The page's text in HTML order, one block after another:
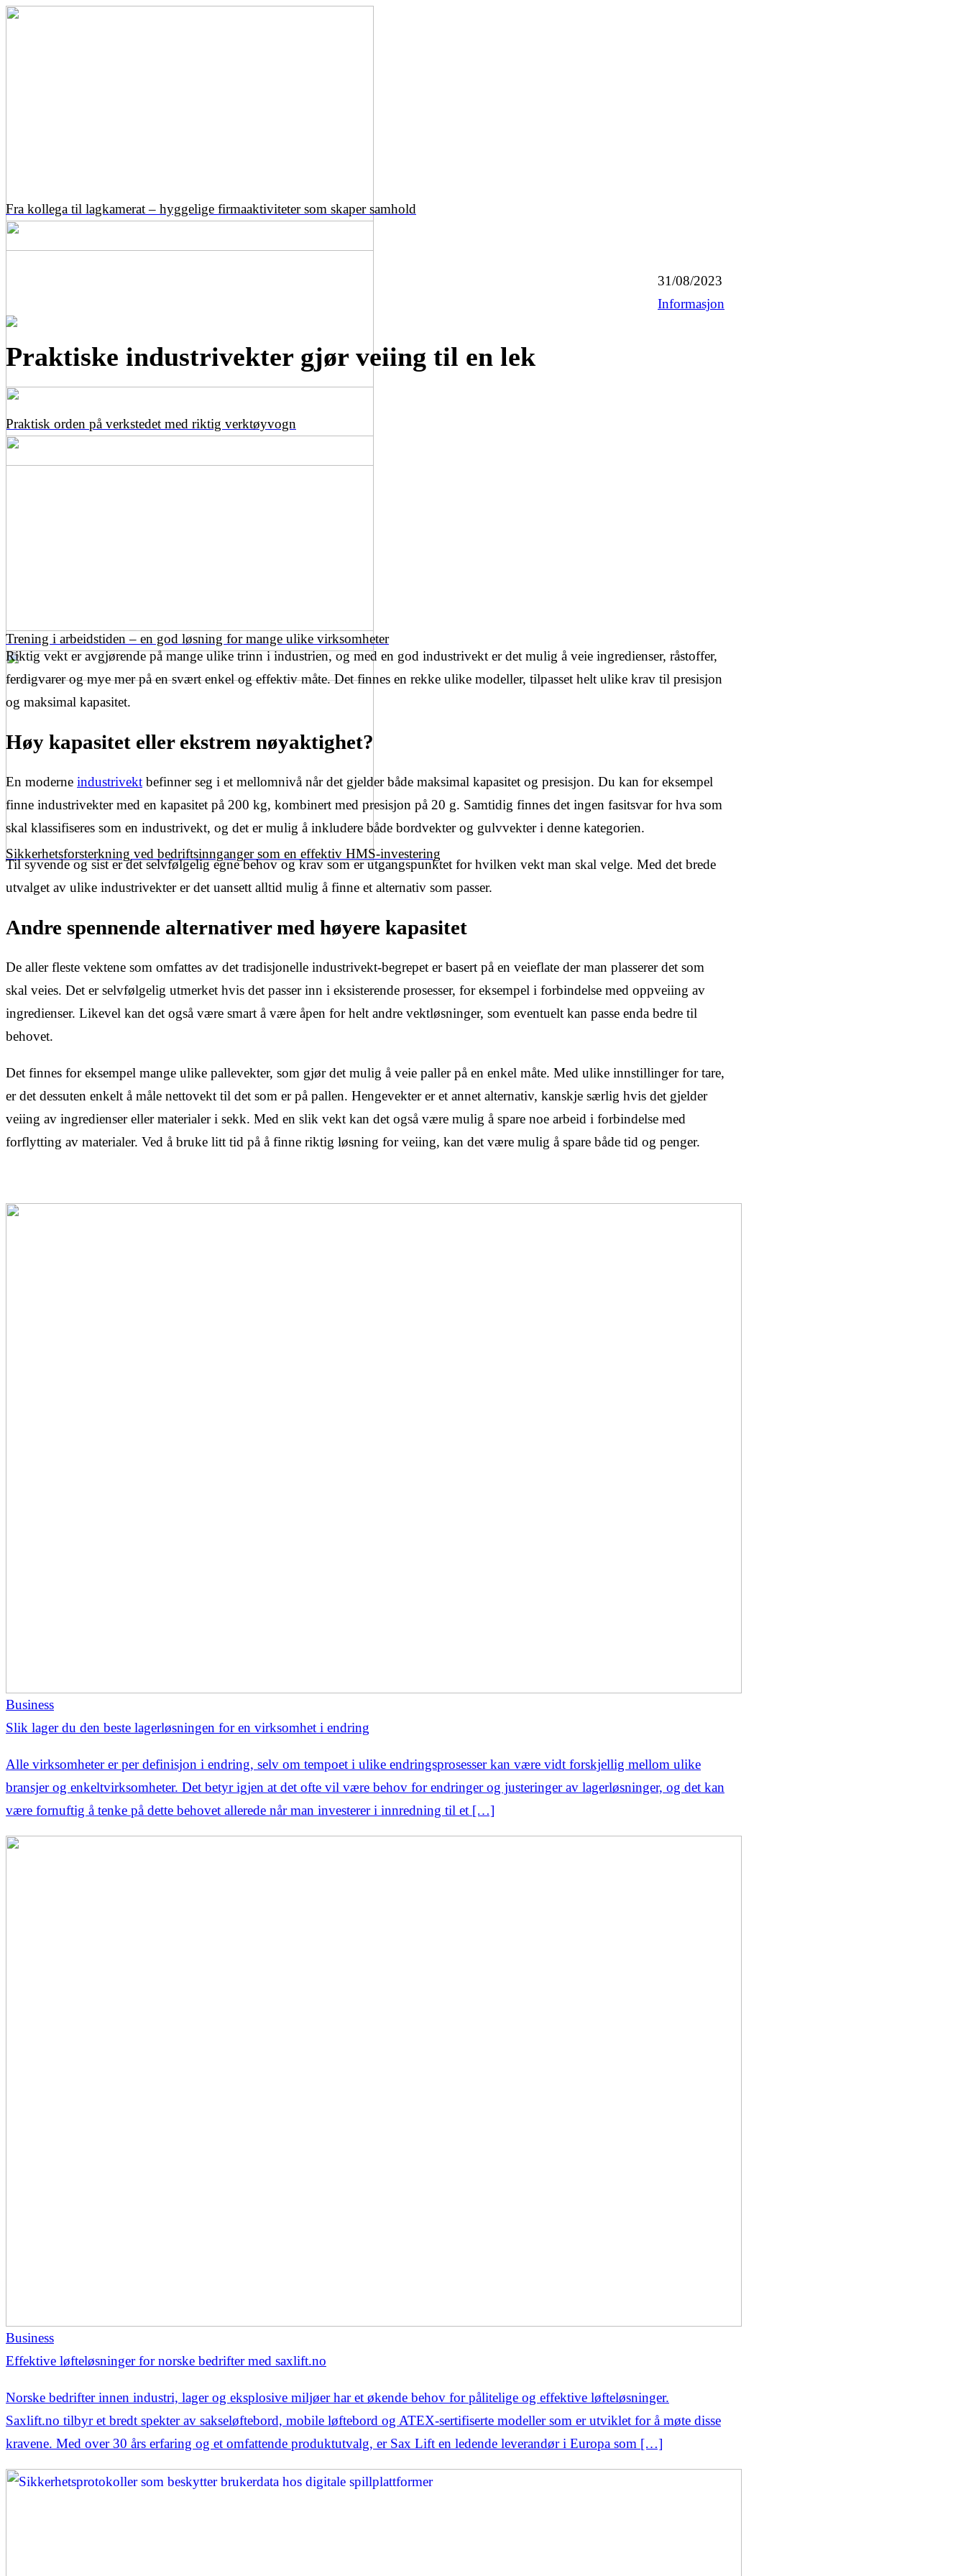
Fra kollega til lagkamerat – hyggelige firmaaktiviteter som skaper samhold
Praktisk orden på verkstedet med riktig verktøyvogn
Trening i arbeidstiden – en god løsning for mange ulike virksomheter
Sikkerhetsforsterkning ved bedriftsinnganger som en effektiv HMS-investering
31/08/2023
Informasjon
Praktiske industrivekter gjør veiing til en lek
Riktig vekt er avgjørende på mange ulike trinn i industrien, og med en god industrivekt er det mulig å veie ingredienser, råstoffer,
ferdigvarer og mye mer på en svært enkel og effektiv måte. Det finnes en rekke ulike modeller, tilpasset helt ulike krav til presisjon
og maksimal kapasitet.
Høy kapasitet eller ekstrem nøyaktighet?
En moderne industrivekt befinner seg i et mellomnivå når det gjelder både maksimal kapasitet og presisjon. Du kan for eksempel
finne industrivekter med en kapasitet på 200 kg, kombinert med presisjon på 20 g. Samtidig finnes det ingen fasitsvar for hva som
skal klassifiseres som en industrivekt, og det er mulig å inkludere både bordvekter og gulvvekter i denne kategorien.
Til syvende og sist er det selvfølgelig egne behov og krav som er utgangspunktet for hvilken vekt man skal velge. Med det brede
utvalget av ulike industrivekter er det uansett alltid mulig å finne et alternativ som passer.
Andre spennende alternativer med høyere kapasitet
De aller fleste vektene som omfattes av det tradisjonelle industrivekt-begrepet er basert på en veieflate der man plasserer det som
skal veies. Det er selvfølgelig utmerket hvis det passer inn i eksisterende prosesser, for eksempel i forbindelse med oppveiing av
ingredienser. Likevel kan det også være smart å være åpen for helt andre vektløsninger, som eventuelt kan passe enda bedre til
behovet.
Det finnes for eksempel mange ulike pallevekter, som gjør det mulig å veie paller på en enkel måte. Med ulike innstillinger for tare,
er det dessuten enkelt å måle nettovekt til det som er på pallen. Hengevekter er et annet alternativ, kanskje særlig hvis det gjelder
veiing av ingredienser eller materialer i sekk. Med en slik vekt kan det også være mulig å spare noe arbeid i forbindelse med
forflytting av materialer. Ved å bruke litt tid på å finne riktig løsning for veiing, kan det være mulig å spare både tid og penger.
Business
Slik lager du den beste lagerløsningen for en virksomhet i endring
Alle virksomheter er per definisjon i endring, selv om tempoet i ulike endringsprosesser kan være vidt forskjellig mellom ulike
bransjer og enkeltvirksomheter. Det betyr igjen at det ofte vil være behov for endringer og justeringer av lagerløsninger, og det kan
være fornuftig å tenke på dette behovet allerede når man investerer i innredning til et […]
Business
Effektive løfteløsninger for norske bedrifter med saxlift.no
Norske bedrifter innen industri, lager og eksplosive miljøer har et økende behov for pålitelige og effektive løfteløsninger.
Saxlift.no tilbyr et bredt spekter av sakseløftebord, mobile løftebord og ATEX-sertifiserte modeller som er utviklet for å møte disse
kravene. Med over 30 års erfaring og et omfattende produktutvalg, er Sax Lift en ledende leverandør i Europa som […]